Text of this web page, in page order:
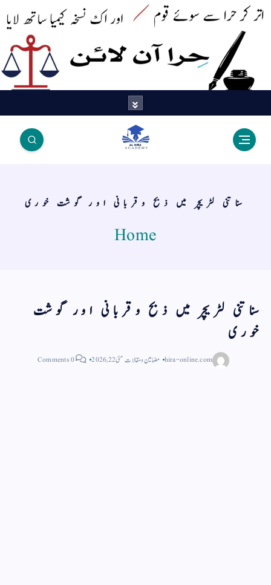
اک نسخہ کیمیا ساتھ لایا
سناتنی لٹریچر میں ذبح وقربانی اور گوشت خوری
Home
سناتنی لٹریچر میں ذبح وقربانی اور گوشت
خوری
hira-online.com مضامین و مقالاتمئی 22, 2026 0 Comments